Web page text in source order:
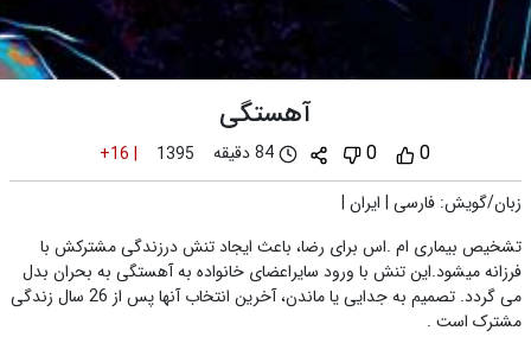
آهستگی
0
0 84 دقیقه 1395
+16 |
زبان/گویش: فارسی | ایران |
تشخیص بیماری ام .اس برای رضا، باعث ایجاد تنش درزندگی مشترکش با
فرزانه میشود.این تنش با ورود سایراعضای خانواده به آهستگی به بحران بدل
می گردد. تصمیم به جدایی یا ماندن، آخرین انتخاب آنها پس از 26 سال زندگی
مشترک است .